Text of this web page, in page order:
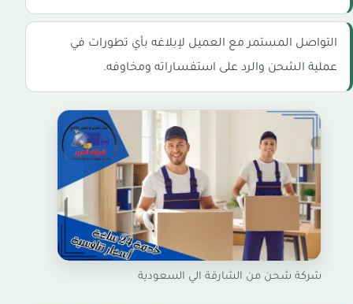
التواصل المستمر مع العميل لإبلاغه بأي تطورات في
عملية الشحن والرد على استفساراته ومخاوفه.
شركة شحن من الشارقة الي السعودية